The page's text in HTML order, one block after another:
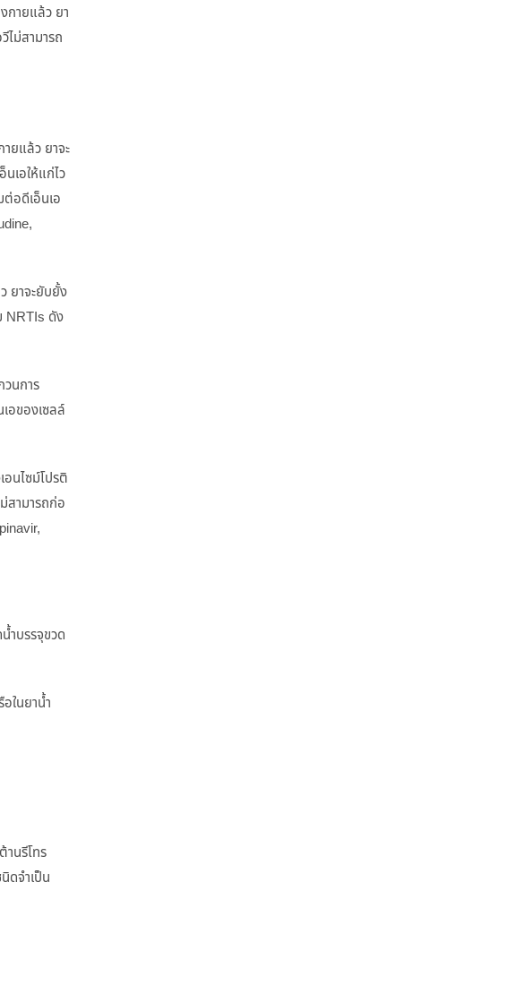
กายแล้ว ยา
ไม่สามารถ
ยแล้ว ยาจะ
เอให้แก่ไว
ต่อดีเอ็นเอ
ยาจะยับยั้ง
NRTIs ดัง
วนการ
อของเซลล์
นไซม์โปรติ
สามารถก่อ
ำบรรจุขวด
ในยาน้ำ
านรีโทร
ดจำเป็น